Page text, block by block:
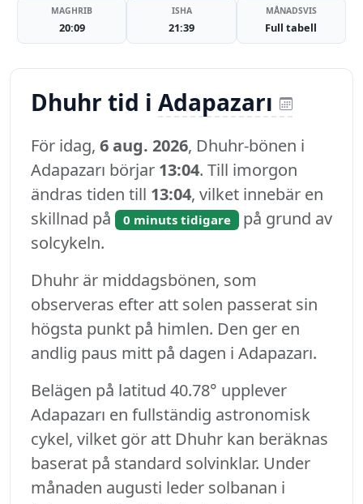
MAGHRIB
20:09
ISHA
21:39
MÅNADSVIS
Full tabell
Dhuhr tid i Adapazarı
För idag, 6 aug. 2026, Dhuhr-bönen i
Adapazarı börjar 13:04. Till imorgon
ändras tiden till 13:04, vilket innebär en
skillnad på
0 minuts tidigare på grund av
solcykeln.
Dhuhr är middagsbönen, som
observeras efter att solen passerat sin
högsta punkt på himlen. Den ger en
andlig paus mitt på dagen i Adapazarı.
Belägen på latitud 40.78° upplever
Adapazarı en fullständig astronomisk
cykel, vilket gör att Dhuhr kan beräknas
baserat på standard solvinklar. Under
månaden augusti leder solbanan i